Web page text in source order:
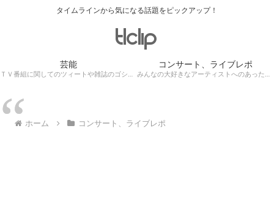
タイムラインから気になる話題をピックアップ！
芸能
ＴＶ番組に関してのツィートや雑誌のゴシップ記事、芸能人目撃情報・ロケ現場遭遇・・・
コンサート、ライブレポ
みんなの大好きなアーティストへのあったかぁ～い思いをツイッターレポートに保存！
ホーム コンサート、ライブレポ